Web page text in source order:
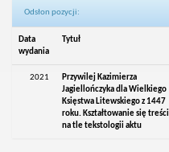
Odsłon pozycji:
Data
wydania
Tytuł
2021
Przywilej Kazimierza
Jagiellończyka dla Wielkiego
Księstwa Litewskiego z 1447
roku. Kształtowanie się treści
na tle tekstologii aktu